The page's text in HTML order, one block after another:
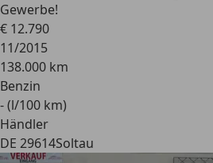
Gewerbe!
€ 12.790
11/2015
138.000 km
Benzin
- (l/100 km)
Händler
DE 29614Soltau